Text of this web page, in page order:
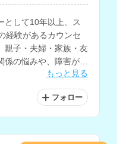
として10年以上、ス
経験があるカウンセ
親子・夫婦・家族・友
の悩みや、障害があ
もっと見る
フォロー